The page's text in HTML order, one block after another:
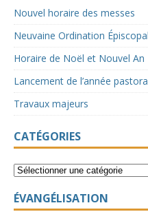
Nouvel horaire des messes
Neuvaine Ordination
Horaire de Noël et Nouvel An
Lancement de l’année
Travaux majeurs
CATÉGORIES
ÉVANGÉLISATION